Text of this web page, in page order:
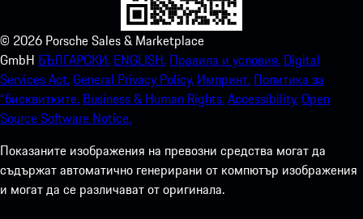
© 2026 Porsche Sales & Marketplace
GmbH БЪЛГАРСКИ. ENGLISH. Правила и условия. Digital
Services Act.General Privacy Policy. Импринт. Политика за
“бисквитките. Business & Human Rights.Accessibility.Open
Source Software Notice.
Показаните изображения на превозни средства могат да
съдържат автоматично генерирани от компютър изображения
и могат да се различават от оригинала.